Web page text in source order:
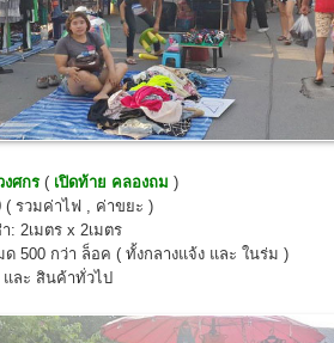
งศกร ( เปิดท้าย คลองถม )
รวมค่าไฟ , ค่าขยะ )
2เมตร x 2เมตร
500 กว่า ล็อค ( ทั้งกลางแจ้ง และ ในร่ม )
ละ สินค้าทั่วไป